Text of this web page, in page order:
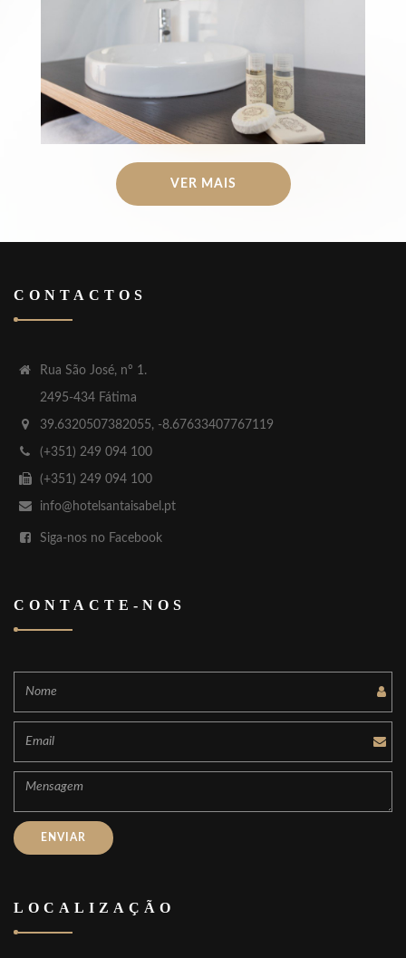
Título
VER MAIS
CONTACTOS
Rua São José, nº 1.
2495-434 Fátima
39.6320507382055, -8.67633407767119
(+351) 249 094 100
(+351) 249 094 100
info@hotelsantaisabel.pt
Siga-nos no Facebook
CONTACTE-NOS
LOCALIZAÇÃO